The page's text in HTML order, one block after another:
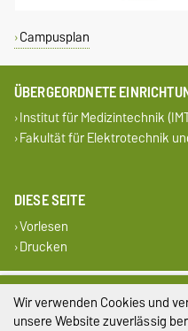
Campusplan
ÜBERGEORDNETE
Institut für Medizintechnik
Fakultät für Elektrotechnik
DIESE SEITE
Vorlesen
Drucken
Wir verwenden Cookies und
unsere Website zuverlässig